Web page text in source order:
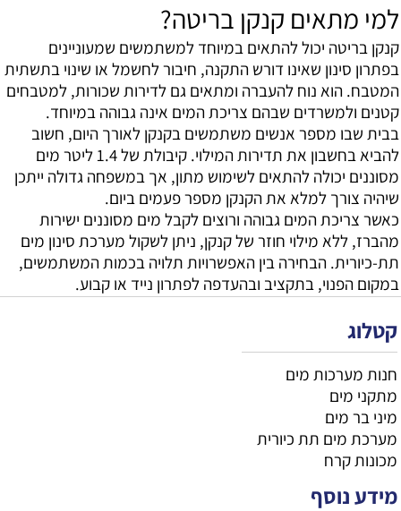
למי מתאים קנקן בריטה?
קנקן בריטה יכול להתאים במיוחד למשתמשים שמעוניינים
בפתרון סינון שאינו דורש התקנה, חיבור לחשמל או שינוי בתשתית
המטבח. הוא נוח להעברה ומתאים גם לדירות שכורות, למטבחים
קטנים ולמשרדים שבהם צריכת המים אינה גבוהה במיוחד.
בבית שבו מספר אנשים משתמשים בקנקן לאורך היום, חשוב
להביא בחשבון את תדירות המילוי. קיבולת של 1.4 ליטר מים
מסוננים יכולה להתאים לשימוש מתון, אך במשפחה גדולה ייתכן
שיהיה צורך למלא את הקנקן מספר פעמים ביום.
כאשר צריכת המים גבוהה ורוצים לקבל מים מסוננים ישירות
מהברז, ללא מילוי חוזר של קנקן, ניתן לשקול מערכת סינון מים
תת-כיורית. הבחירה בין האפשרויות תלויה בכמות המשתמשים,
במקום הפנוי, בתקציב ובהעדפה לפתרון נייד או קבוע.
קטלוג
חנות מערכות מים
מתקני מים
מיני בר מים
מערכת מים תת כיורית
מכונות קרח
מידע נוסף